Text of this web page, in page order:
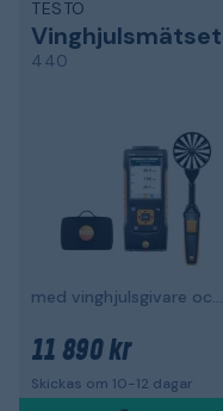
TESTO
Vinghjulsmätset
440
med vinghjulsgivare och väska
11 890 kr
Skickas om 10-12 dagar